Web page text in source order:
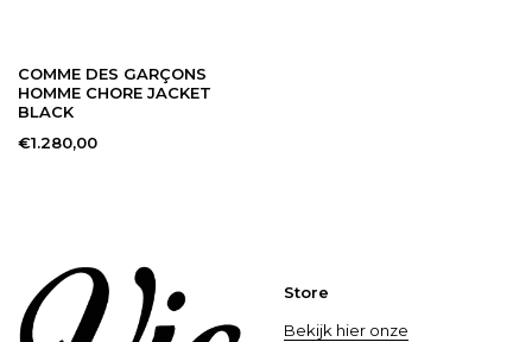
COMME DES GARÇONS
HOMME CHORE JACKET
BLACK
€1.280,00
Store
Bekijk hier onze